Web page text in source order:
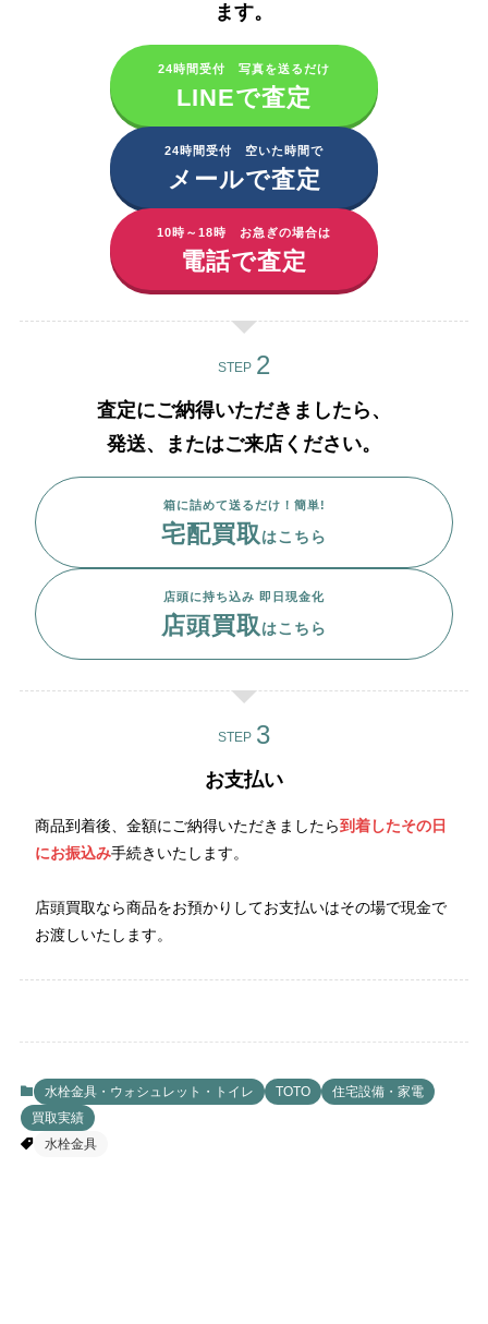
ます。​
24時間受付 写真を送るだけ
LINEで査定
24時間受付 空いた時間で
メールで査定
10時～18時 お急ぎの場合は
電話で査定
STEP
査定にご納得いただきましたら、
発送、またはご来店ください。
箱に詰めて送るだけ！簡単!
宅配買取はこちら
店頭に持ち込み 即日現金化
店頭買取はこちら
STEP
お支払い
商品到着後、金額にご納得いただきましたら到着したその日
にお振込み手続きいたします。
店頭買取なら商品をお預かりしてお支払いはその場で現金で
お渡しいたします。
水栓金具・ウォシュレット・トイレ TOTO
住宅設備・家電
買取実績
水栓金具